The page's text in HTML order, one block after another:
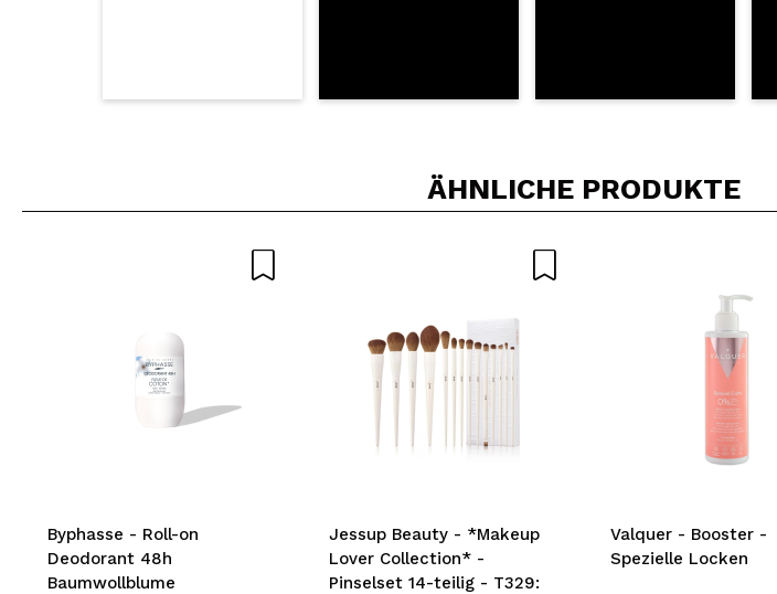
ÄHNLICHE PRODUKTE
Byphasse - Roll-on
Deodorant 48h
Baumwollblume
Jessup Beauty - *Makeup
Lover Collection* -
Pinselset 14-teilig - T329:
Valquer - Booster -
Spezielle Locken